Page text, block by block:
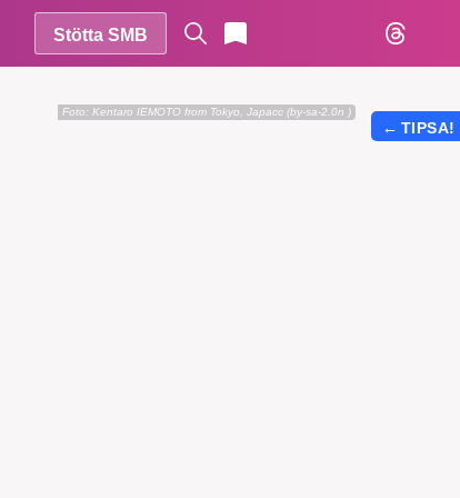
Stötta SMB
Foto: Kentaro IEMOTO from Tokyo, Japacc (by-sa-2.0n )
← TIPSA!